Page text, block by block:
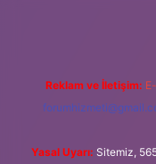
Reklam ve İletişim:
Yasal Uyarı: Sitemiz,